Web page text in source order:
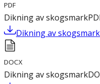
PDF
Dikning av skogsmark
Dikning av skogsmark
DOCX
Dikning av skogsmark